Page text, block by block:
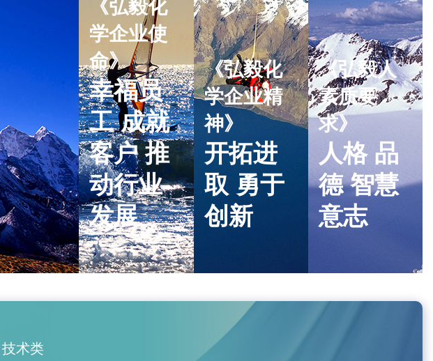
《弘毅化
学企业使
命》
幸福员
工 成就
客户 推
动行业
发展
《弘毅化
学企业精
神》
开拓进
取 勇于
创新
《弘毅人
素质要
求》
人格 品
德 智慧
意志
技术类